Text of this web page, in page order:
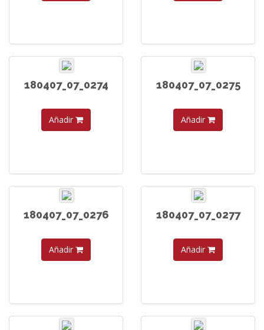
180407_07_0274
Añadir
180407_07_0275
Añadir
180407_07_0276
Añadir
180407_07_0277
Añadir